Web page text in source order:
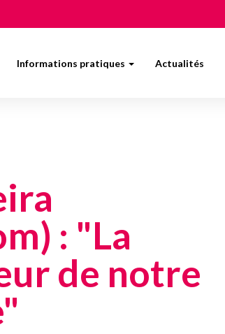
Informations pratiques Actualités
: "La
de notre